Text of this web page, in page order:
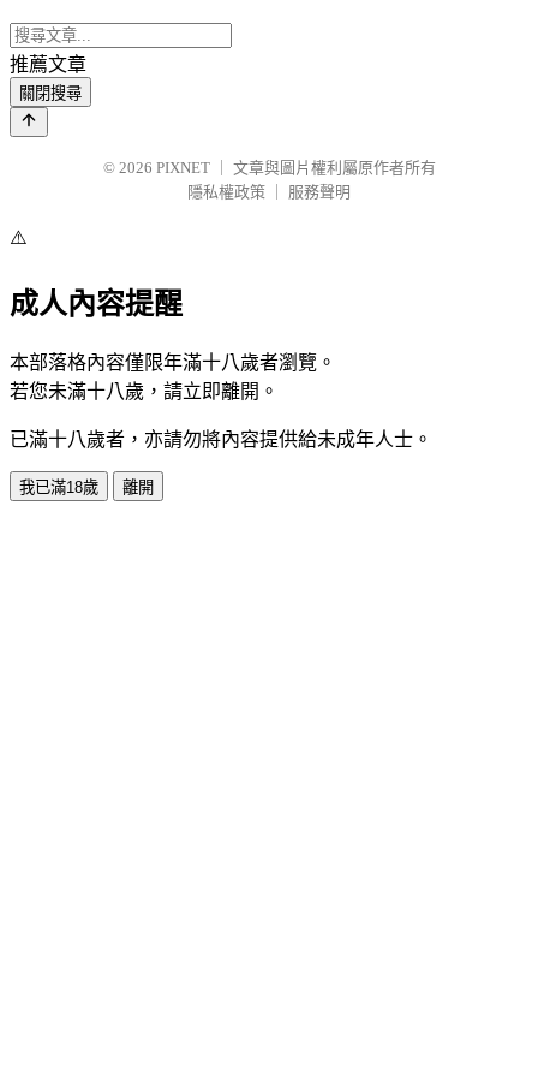
推薦文章
關閉搜尋
© 2026 PIXNET
文章與圖片權利屬原作者所有
隱私權政策
服務聲明
⚠️
成人內容提醒
本部落格內容僅限年滿十八歲者瀏覽。
若您未滿十八歲，請立即離開。
已滿十八歲者，亦請勿將內容提供給未成年人士。
我已滿18歲 離開